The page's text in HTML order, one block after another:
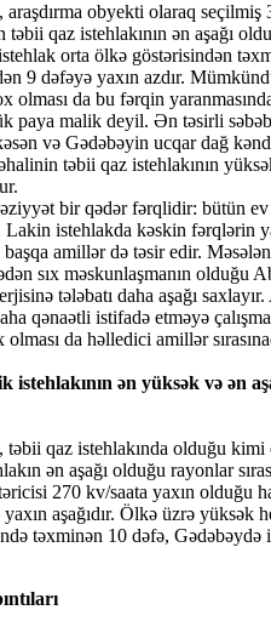
obyekti olaraq seçilmiş
qaz istehlakının ən aşağı
orta ölkə göstərisindən
9 dəfəyə yaxın azdır.
olması da bu fərqin
paya malik deyil. Ən təsirli
və Gədəbəyin ucqar dağ
təbii qaz istehlakının
bir qədər fərqlidir: bütün ev
Lakin istehlakda kəskin fərqlərin
amillər də təsir edir.
sıx məskunlaşmanın olduğu
tələbatı daha aşağı
qənaətli istifadə etməyə
da həlledici amillər
ən yüksək və ən
qaz istehlakında olduğu
ən aşağı olduğu rayonlar
270 kv/saata yaxın olduğu
aşağıdır. Ölkə üzrə yüksək
təxminən 10 dəfə, Gədəbəydə